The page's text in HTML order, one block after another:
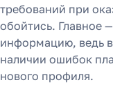
требований при
обойтись. Главное
информацию, ведь
наличии ошибок
нового профиля.